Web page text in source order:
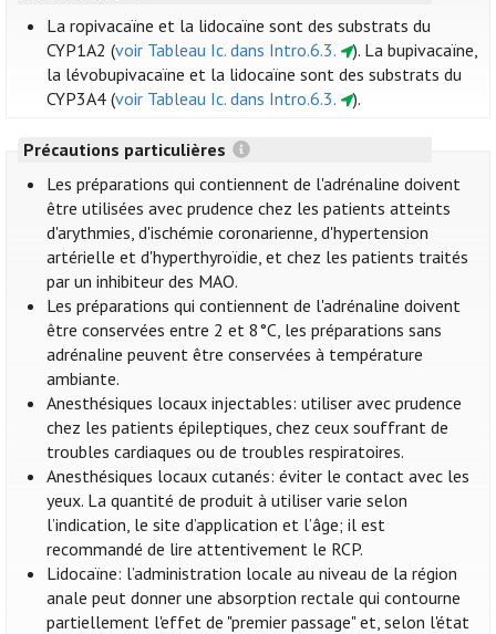
La ropivacaïne et la lidocaïne sont des substrats du
CYP1A2 (voir Tableau Ic. dans Intro.6.3.
). La bupivacaïne,
la lévobupivacaïne et la lidocaïne sont des substrats du
CYP3A4 (voir Tableau Ic. dans Intro.6.3. ).
Précautions particulières
Les préparations qui contiennent de l'adrénaline doivent
être utilisées avec prudence chez les patients atteints
d'arythmies, d'ischémie coronarienne, d'hypertension
artérielle et d'hyperthyroïdie, et chez les patients traités
par un inhibiteur des MAO.
Les préparations qui contiennent de l'adrénaline doivent
être conservées entre 2 et 8°C, les préparations sans
adrénaline peuvent être conservées à température
ambiante.
Anesthésiques locaux injectables: utiliser avec prudence
chez les patients épileptiques, chez ceux souffrant de
troubles cardiaques ou de troubles respiratoires.
Anesthésiques locaux cutanés: éviter le contact avec les
yeux. La quantité de produit à utiliser varie selon
l’indication, le site d’application et l’âge; il est
recommandé de lire attentivement le RCP.
Lidocaïne: l’administration locale au niveau de la région
anale peut donner une absorption rectale qui contourne
partiellement l'effet de "premier passage" et, selon l'état